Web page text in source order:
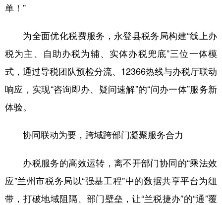
单！”
为全面优化税费服务，永登县税务局构建“线上办
税为主、自助办税为辅、实体办税兜底”三位一体模
式，通过导税团队预检分流、12366热线与办税厅联动
响应，实现“咨询即办、疑问速解”的“问办一体”服务新
体验。
协同联动为要，跨域跨部门凝聚服务合力​
办税服务的高效运转，离不开部门协同的“乘法效
应”兰州市税务局以“强基工程”中的数据共享平台为纽
带，打破地域阻隔、部门壁垒，让“兰税捷办”的“通”覆